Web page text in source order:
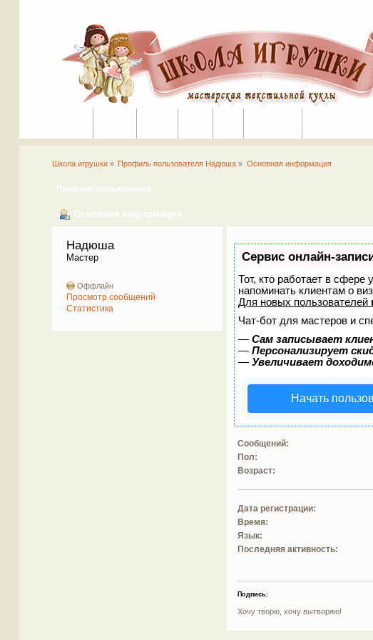
Школа игрушки » Профиль пользователя Надюша » Основная информация
Профиль пользователя
Основная информация
Надюша
Мастер
Оффлайн
Просмотр сообщений
Статистика
Сервис онлайн-
Тот, кто работает в сфере
напоминать клиентам о
Для новых пользователей
Чат-бот для мастеров и
—Сам записывает
—Персонализирует
—Увеличивает
Начать
Сообщений:
Пол:
Возраст:
Дата регистрации:
Время:
Язык:
Последняя активность:
Подпись:
Хочу творю, хочу вытворяю!